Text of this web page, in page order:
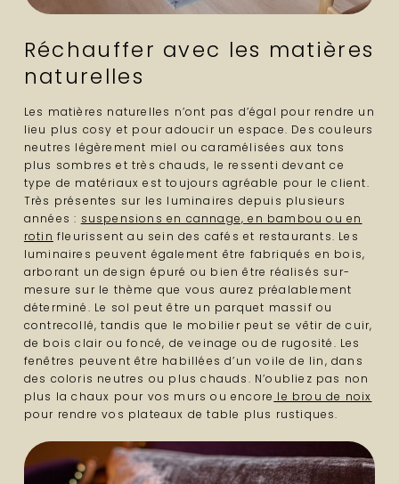
Réchauffer avec les matières
naturelles
Les matières naturelles n’ont pas d’égal pour rendre un
lieu plus cosy et pour adoucir un espace. Des couleurs
neutres légèrement miel ou caramélisées aux tons
plus sombres et très chauds, le ressenti devant ce
type de matériaux est toujours agréable pour le client.
Très présentes sur les luminaires depuis plusieurs
années : suspensions en cannage, en bambou ou en
rotin fleurissent au sein des cafés et restaurants. Les
luminaires peuvent également être fabriqués en bois,
arborant un design épuré ou bien être réalisés sur-
mesure sur le thème que vous aurez préalablement
déterminé. Le sol peut être un parquet massif ou
contrecollé, tandis que le mobilier peut se vêtir de cuir,
de bois clair ou foncé, de veinage ou de rugosité. Les
fenêtres peuvent être habillées d’un voile de lin, dans
des coloris neutres ou plus chauds. N’oubliez pas non
plus la chaux pour vos murs ou encore le brou de noix
pour rendre vos plateaux de table plus rustiques.